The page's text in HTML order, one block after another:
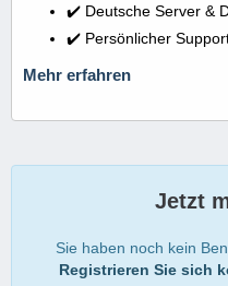
✔️ Deutsche Server &
✔️ Persönlicher
Mehr erfahren
Jetzt
Sie haben noch kein
Registrieren Sie sich